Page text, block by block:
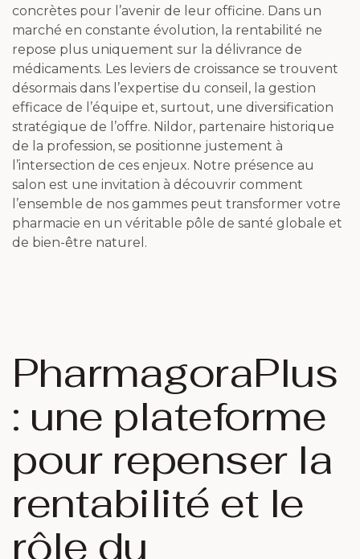
concrètes pour l’avenir de leur officine. Dans un
marché en constante évolution, la rentabilité ne
repose plus uniquement sur la délivrance de
médicaments. Les leviers de croissance se trouvent
désormais dans l’expertise du conseil, la gestion
efficace de l’équipe et, surtout, une diversification
stratégique de l’offre. Nildor, partenaire historique
de la profession, se positionne justement à
l’intersection de ces enjeux. Notre présence au
salon est une invitation à découvrir comment
l’ensemble de nos gammes peut transformer votre
pharmacie en un véritable pôle de santé globale et
de bien-être naturel.
PharmagoraPlus
: une plateforme
pour repenser la
rentabilité et le
rôle du